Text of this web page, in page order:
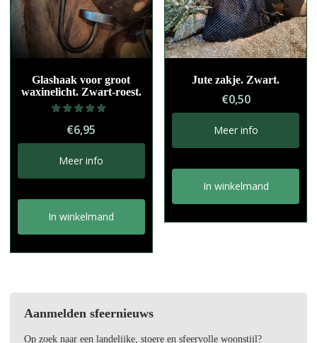
Glashaak voor groot
waxinelicht. Zwart-roest.
5.00
uit 5
€6,95
Meer info
In winkelmand
Jute zakje. Zwart.
€0,50
Meer info
In winkelmand
Aanmelden sfeernieuws
Op zoek naar een landelijke, stoere en sfeervolle woonstijl?